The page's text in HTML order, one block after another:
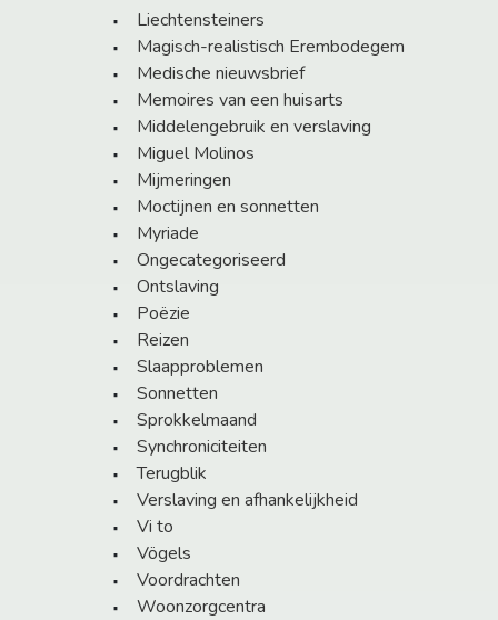
Liechtensteiners
Magisch-realistisch Erembodegem
Medische nieuwsbrief
Memoires van een huisarts
Middelengebruik en verslaving
Miguel Molinos
Mijmeringen
Moctijnen en sonnetten
Myriade
Ongecategoriseerd
Ontslaving
Poëzie
Reizen
Slaapproblemen
Sonnetten
Sprokkelmaand
Synchroniciteiten
Terugblik
Verslaving en afhankelijkheid
Vi to
Vögels
Voordrachten
Woonzorgcentra